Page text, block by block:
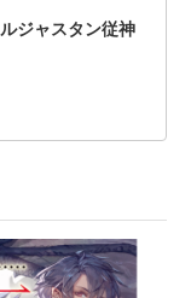
ジャスタン従神